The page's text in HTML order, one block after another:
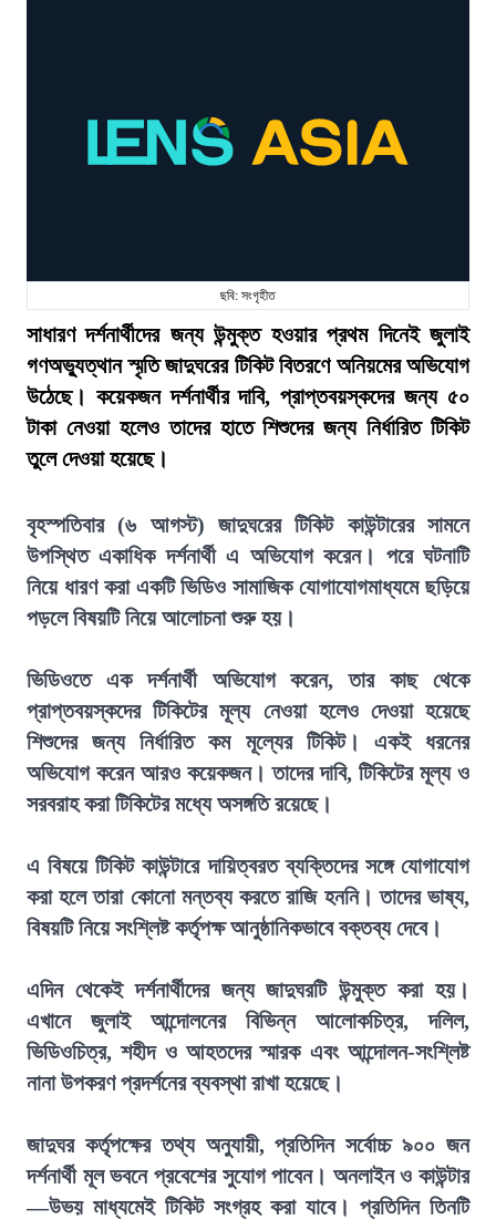
ছবি: সংগৃহীত
সাধারণ দর্শনার্থীদের জন্য উন্মুক্ত হওয়ার প্রথম দিনেই জুলাই
গণঅভ্যুত্থান স্মৃতি জাদুঘরের টিকিট বিতরণে অনিয়মের অভিযোগ
উঠেছে। কয়েকজন দর্শনার্থীর দাবি, প্রাপ্তবয়স্কদের জন্য ৫০
টাকা নেওয়া হলেও তাদের হাতে শিশুদের জন্য নির্ধারিত টিকিট
তুলে দেওয়া হয়েছে।
বৃহস্পতিবার (৬ আগস্ট) জাদুঘরের টিকিট কাউন্টারের সামনে
উপস্থিত একাধিক দর্শনার্থী এ অভিযোগ করেন। পরে ঘটনাটি
নিয়ে ধারণ করা একটি ভিডিও সামাজিক যোগাযোগমাধ্যমে ছড়িয়ে
পড়লে বিষয়টি নিয়ে আলোচনা শুরু হয়।
ভিডিওতে এক দর্শনার্থী অভিযোগ করেন, তার কাছ থেকে
প্রাপ্তবয়স্কদের টিকিটের মূল্য নেওয়া হলেও দেওয়া হয়েছে
শিশুদের জন্য নির্ধারিত কম মূল্যের টিকিট। একই ধরনের
অভিযোগ করেন আরও কয়েকজন। তাদের দাবি, টিকিটের মূল্য ও
সরবরাহ করা টিকিটের মধ্যে অসঙ্গতি রয়েছে।
এ বিষয়ে টিকিট কাউন্টারে দায়িত্বরত ব্যক্তিদের সঙ্গে যোগাযোগ
করা হলে তারা কোনো মন্তব্য করতে রাজি হননি। তাদের ভাষ্য,
বিষয়টি নিয়ে সংশ্লিষ্ট কর্তৃপক্ষ আনুষ্ঠানিকভাবে বক্তব্য দেবে।
এদিন থেকেই দর্শনার্থীদের জন্য জাদুঘরটি উন্মুক্ত করা হয়।
এখানে জুলাই আন্দোলনের বিভিন্ন আলোকচিত্র, দলিল,
ভিডিওচিত্র, শহীদ ও আহতদের স্মারক এবং আন্দোলন-সংশ্লিষ্ট
নানা উপকরণ প্রদর্শনের ব্যবস্থা রাখা হয়েছে।
জাদুঘর কর্তৃপক্ষের তথ্য অনুযায়ী, প্রতিদিন সর্বোচ্চ ৯০০ জন
দর্শনার্থী মূল ভবনে প্রবেশের সুযোগ পাবেন। অনলাইন ও কাউন্টার
—উভয় মাধ্যমেই টিকিট সংগ্রহ করা যাবে। প্রতিদিন তিনটি